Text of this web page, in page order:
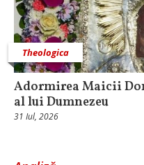
Theologica
Adormirea Maicii
al lui Dumnezeu
31 Iul, 2026